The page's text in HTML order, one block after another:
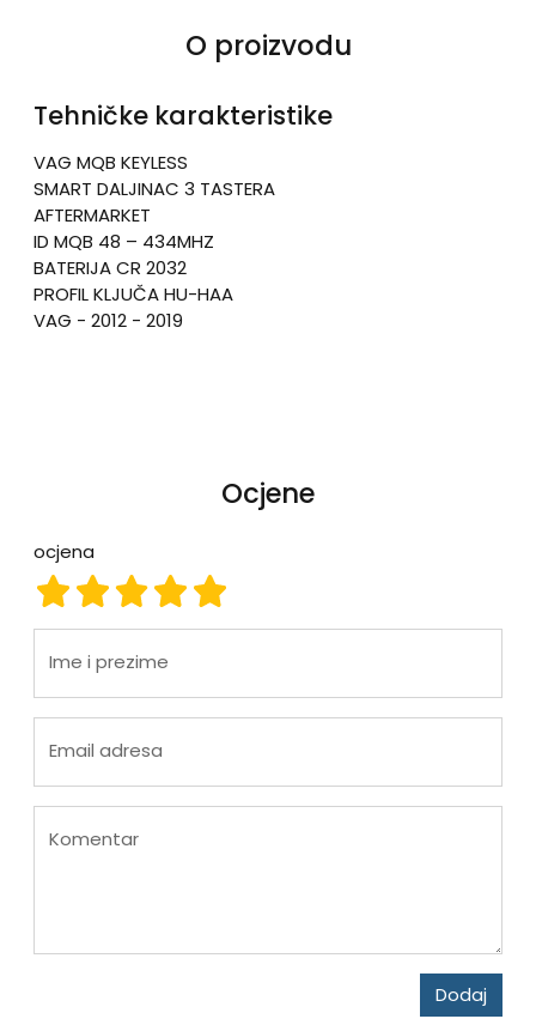
O proizvodu
Tehničke karakteristike
VAG MQB KEYLESS
SMART DALJINAC 3 TASTERA
AFTERMARKET
ID MQB 48 – 434MHZ
BATERIJA CR 2032
PROFIL KLJUČA HU-HAA
VAG - 2012 - 2019
Ocjene
ocjena
ocjena 5
ocjena 4
ocjena 3
ocjena 2
ocjena 1
Ime i prezime
Email adresa
Komentar
Dodaj